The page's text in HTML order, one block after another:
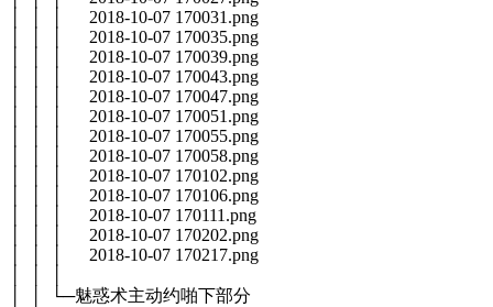
│ │ │ 2018-10-07 170031.png
│ │ │ 2018-10-07 170035.png
│ │ │ 2018-10-07 170039.png
│ │ │ 2018-10-07 170043.png
│ │ │ 2018-10-07 170047.png
│ │ │ 2018-10-07 170051.png
│ │ │ 2018-10-07 170055.png
│ │ │ 2018-10-07 170058.png
│ │ │ 2018-10-07 170102.png
│ │ │ 2018-10-07 170106.png
│ │ │ 2018-10-07 170111.png
│ │ │ 2018-10-07 170202.png
│ │ │ 2018-10-07 170217.png
│ │ └─魅惑术主动约啪下部分